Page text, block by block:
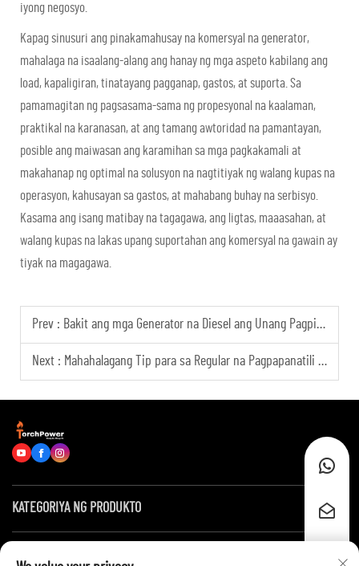
iyong negosyo.
Kapag sinusuri ang pinakamahusay na komersyal na generator,
mahalaga na isaalang-alang ang hanay ng mga aspeto kabilang ang
load, kapaligiran, tinatayang pagganap, gastos, at suporta. Sa
pamamagitan ng pagsasama-sama ng propesyonal na kaalaman,
praktikal na karanasan, at ang tamang awtoridad na pamantayan,
posible ang maiwasan ang karamihan sa mga pagkakamali at
makahanap ng optimal na solusyon na nagtitiyak ng walang kupas na
operasyon, kahusayan sa gastos, at mahabang buhay na serbisyo.
Kasama ang isang matibay na tagagawa, ang ligtas, maaasahan, at
walang kupas na lakas upang suportahan ang komersyal na gawain ay
tiyak na magagawa.
Prev : Bakit ang mga Generator na Diesel ang Unang Pagpipilian para sa Emergency Power ng Data Center?
Next : Mahahalagang Tip para sa Regular na Pagpapanatili ng Generator para sa Komersyal na Kagamitan sa Kapangyarihan
KATEGORIYA NG PRODUKTO